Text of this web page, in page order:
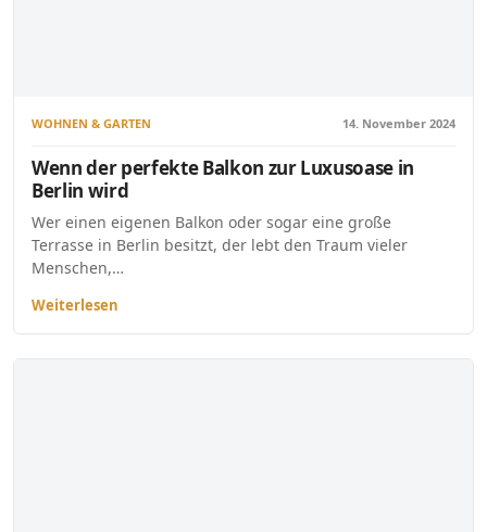
WOHNEN & GARTEN 14. November 2024
Wenn der perfekte Balkon zur Luxusoase in
Berlin wird
Wer einen eigenen Balkon oder sogar eine große
Terrasse in Berlin besitzt, der lebt den Traum vieler
Menschen,…
Weiterlesen